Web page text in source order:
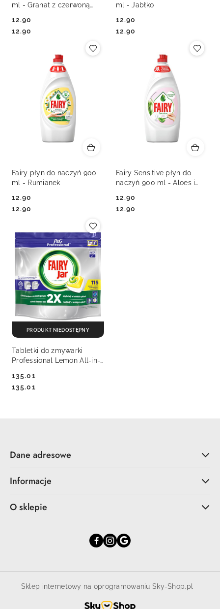
ml - Granat z czerwoną
Cena:
12.90
Cena:
12.90
ml - Jabłko
Cena:
12.90
Cena:
12.90
Fairy płyn do naczyń 900
ml - Rumianek
Cena:
12.90
Cena:
12.90
Fairy Sensitive płyn do
naczyń 900 ml - Aloes i
Cena:
12.90
Cena:
12.90
Tabletki do zmywarki
Professional Lemon All-in-
(1001003689)
Cena:
135.01
Cena:
135.01
PRODUKT NIEDOSTĘPNY
Dane adresowe
Informacje
O sklepie
Sklep internetowy na oprogramowaniu Sky-Shop.pl